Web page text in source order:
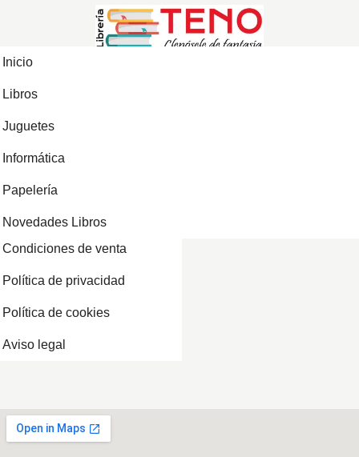
Inicio
Libros
Juguetes
Informática
Papelería
Novedades Libros
Condiciones de venta
Política de privacidad
Política de cookies
Aviso legal